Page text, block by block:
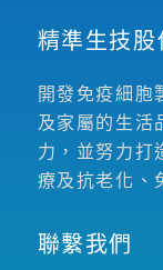
精準生技股
開發免疫細胞
及家屬的生活
力，並努力打
療及抗老化、
聯繫我們